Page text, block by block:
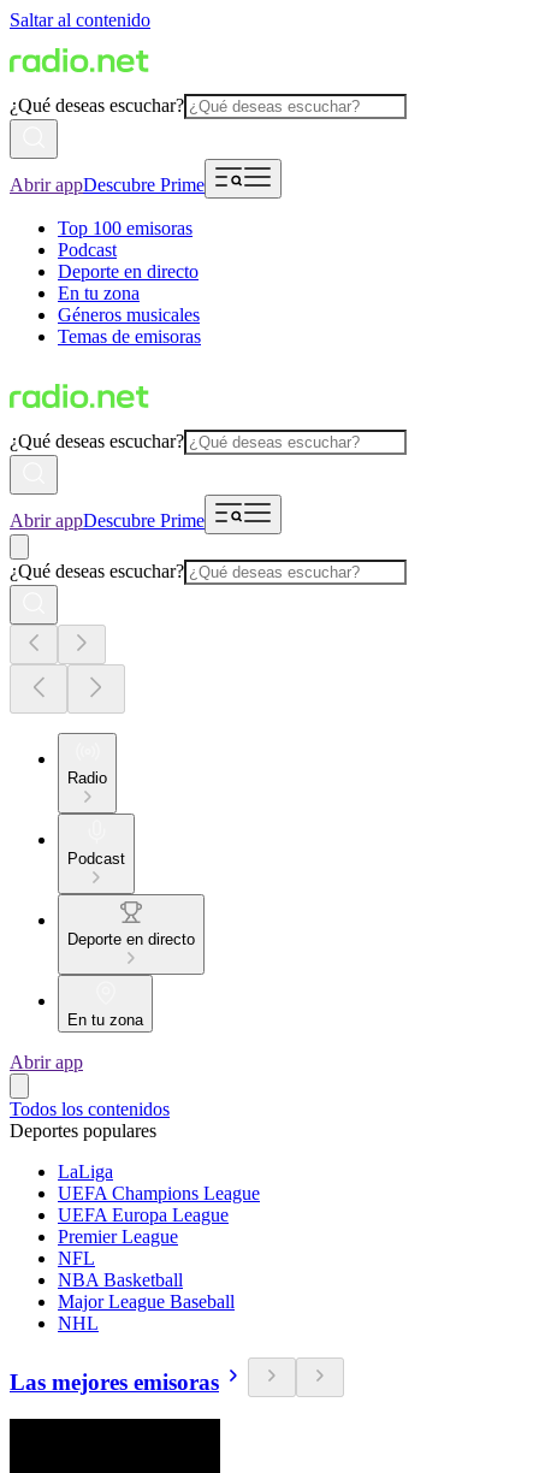
Saltar al contenido
¿Qué deseas escuchar?
Abrir appDescubre Prime
Top 100 emisoras
Podcast
Deporte en directo
En tu zona
Géneros musicales
Temas de emisoras
¿Qué deseas escuchar?
Abrir appDescubre Prime
¿Qué deseas escuchar?
Radio
Podcast
Deporte en directo
En tu zona
Abrir app
Todos los contenidos
Deportes populares
LaLiga
UEFA Champions League
UEFA Europa League
Premier League
NFL
NBA Basketball
Major League Baseball
NHL
Las mejores emisoras